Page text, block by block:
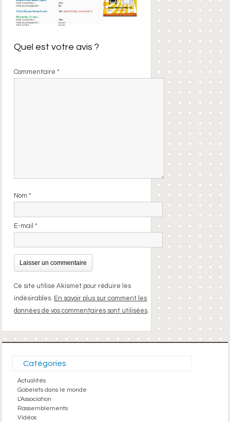
Quel est votre avis ?
Commentaire*
Nom*
E-mail*
Ce site utilise Akismet pour réduire les
indésirables. En savoir plus sur comment les
données de vos commentaires sont utilisées.
Catégories
Actualités
Gobelets dans le monde
L'Association
Rassemblements
Vidéos